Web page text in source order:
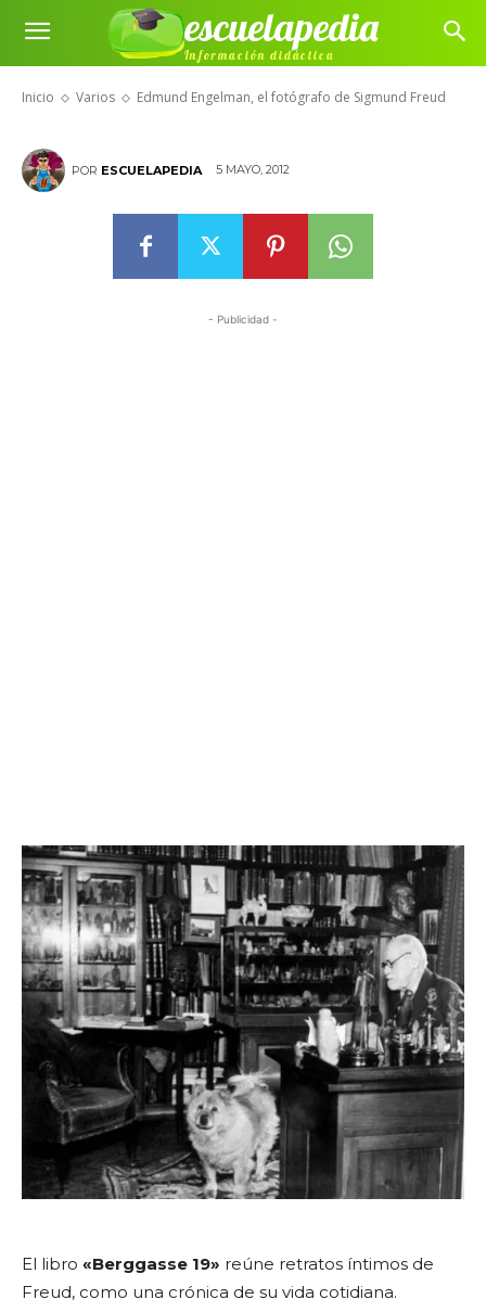
escuelapedia
Información didáctica
Inicio Varios Edmund Engelman, el fotógrafo de Sigmund Freud
Edmund Engelman, el fotógrafo
de Sigmund Freud
POR ESCUELAPEDIA 5 MAYO, 2012
- Publicidad -
El libro «Berggasse 19» reúne retratos íntimos de
Freud, como una crónica de su vida cotidiana.